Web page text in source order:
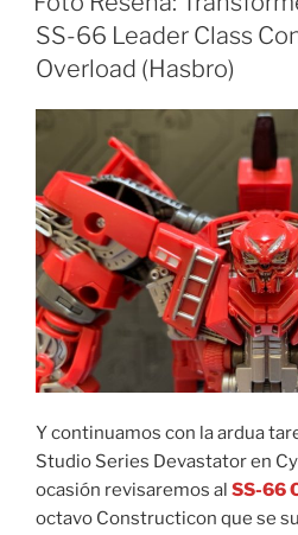
Cooker)”
SS-66 Leader Class
Overload (Hasbro)
Y continuamos con la ardua
Studio Series Devastator en
ocasión revisaremos al SS-66
octavo Constructicon que se